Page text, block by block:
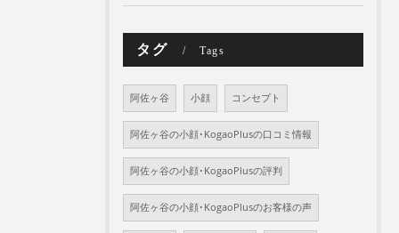
タグ Tags
阿佐ヶ谷 小顔 コンセプト
阿佐ヶ谷の小顔･KogaoPlusの口コミ情報
阿佐ヶ谷の小顔･KogaoPlusの評判
阿佐ヶ谷の小顔･KogaoPlusのお客様の声